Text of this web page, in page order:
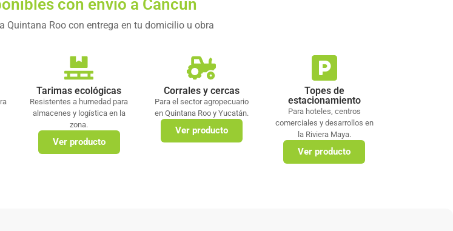
con envío a Cancún
Quintana Roo con entrega en tu domicilio u obra
Tarimas ecológicas
Resistentes a humedad para
almacenes y logística en la
zona.
Ver producto
Corrales y cercas
Para el sector agropecuario
en Quintana Roo y Yucatán.
Ver producto
Topes de
estacionamiento
Para hoteles, centros
comerciales y desarrollos en
la Riviera Maya.
Ver producto